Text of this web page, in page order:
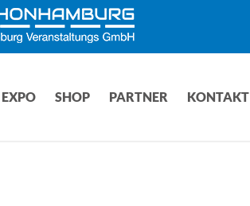
EXPO SHOP PARTNER KONTAKT